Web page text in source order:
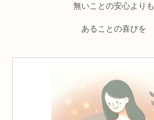
無いことの安心よりも
あることの喜びを